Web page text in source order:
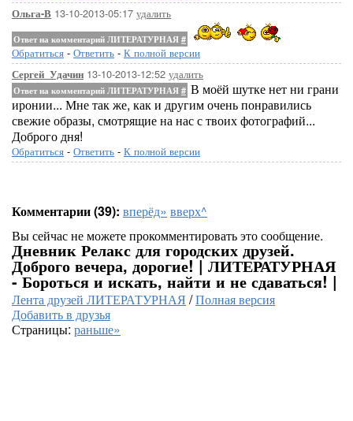
Ольга-В 13-10-2013-05:17 удалить
Ответ на комментарий ЛИТЕРАТУРНАЯ #
Обратиться - Ответить - К полной версии
Сергей_Удачин 13-10-2013-12:52 удалить
Ответ на комментарий ЛИТЕРАТУРНАЯ # В моёй шутке нет ни грани
иронии... Мне так же, как и другим очень понравились
свежие образы, смотрящие на нас с твоих фотографий...
Доброго дня!
Обратиться - Ответить - К полной версии
Комментарии (39): вперёд» вверх^
Вы сейчас не можете прокомментировать это сообщение.
Дневник Релакс для городских друзей.
Доброго вечера, дорогие! | ЛИТЕРАТУРНАЯ
- Бороться и искать, найти и не сдаваться! |
Лента друзей ЛИТЕРАТУРНАЯ /Полная версия
Добавить в друзья
Страницы: раньше»